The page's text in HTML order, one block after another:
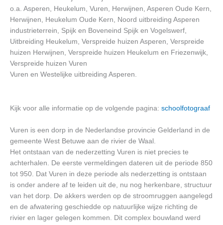
o.a. Asperen, Heukelum, Vuren, Herwijnen, Asperen Oude Kern,
Herwijnen, Heukelum Oude Kern, Noord uitbreiding Asperen
industrieterrein, Spijk en Boveneind Spijk en Vogelswerf,
Uitbreiding Heukelum, Verspreide huizen Asperen, Verspreide
huizen Herwijnen, Verspreide huizen Heukelum en Friezenwijk,
Verspreide huizen Vuren
Vuren en Westelijke uitbreiding Asperen.
Kijk voor alle informatie op de volgende pagina: schoolfotograaf
Vuren is een dorp in de Nederlandse provincie Gelderland in de
gemeente West Betuwe aan de rivier de Waal.
Het ontstaan van de nederzetting Vuren is niet precies te
achterhalen. De eerste vermeldingen dateren uit de periode 850
tot 950. Dat Vuren in deze periode als nederzetting is ontstaan
is onder andere af te leiden uit de, nu nog herkenbare, structuur
van het dorp. De akkers werden op de stroomruggen aangelegd
en de afwatering geschiedde op natuurlijke wijze richting de
rivier en lager gelegen kommen. Dit complex bouwland werd